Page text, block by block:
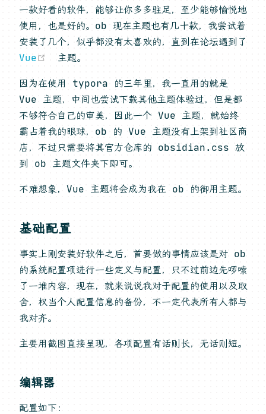
一款好看的软件，能够让你多多驻足，至少能够愉悦地
使用，也是好的。ob 现在主题也有几十款，我尝试着
安装了几个，似乎都没有太喜欢的，直到在论坛遇到了
Vue
(opens new window)
主题。
因为在使用 typora 的三年里，我一直用的就是
Vue 主题，中间也尝试下载其他主题体验过，但是都
不够符合自己的审美，因此一个 Vue 主题，就始终
霸占着我的眼球，ob 的 Vue 主题没有上架到社区商
店，不过只需要将其官方仓库的 obsidian.css 放
到 ob 主题文件夹下即可。
不难想象，Vue 主题将会成为我在 ob 的御用主题。
基础配置
事实上刚安装好软件之后，首要做的事情应该是对 ob
的系统配置项进行一些定义与配置，只不过前边先啰嗦
了一堆内容，现在，就来说说我对于配置的使用以及取
舍，权当个人配置信息的备份，不一定代表所有人都与
我对齐。
主要用截图直接呈现，各项配置有话则长，无话则短。
编辑器
配置如下：